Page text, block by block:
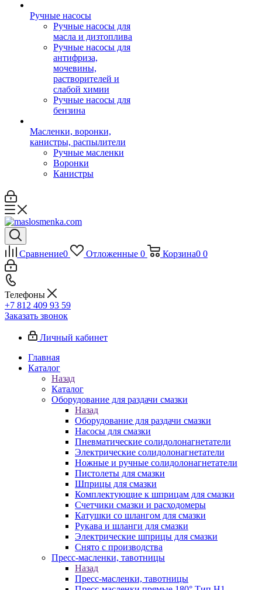
Ручные насосы
Ручные насосы для
масла и дизтоплива
Ручные насосы для
антифриза,
мочевины,
растворителей и
слабой химии
Ручные насосы для
бензина
Масленки, воронки,
канистры, распылители
Ручные масленки
Воронки
Канистры
Сравнение0 Отложенные 0 Корзина0 0
Телефоны
+7 812 409 93 59
Заказать звонок
Личный кабинет
Главная
Каталог
Назад
Каталог
Оборудование для раздачи смазки
Назад
Оборудование для раздачи смазки
Насосы для смазки
Пневматические солидолонагнетатели
Электрические солидолонагнетатели
Ножные и ручные солидолонагнетатели
Пистолеты для смазки
Шприцы для смазки
Комплектующие к шприцам для смазки
Счетчики смазки и расходомеры
Катушки со шлангом для смазки
Рукава и шланги для смазки
Электрические шприцы для смазки
Снято с производства
Пресс-масленки, тавотницы
Назад
Пресс-масленки, тавотницы